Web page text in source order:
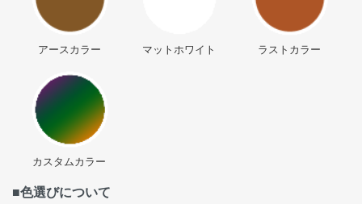
アースカラー マットホワイト ラストカラー
カスタムカラー
■色選びについて